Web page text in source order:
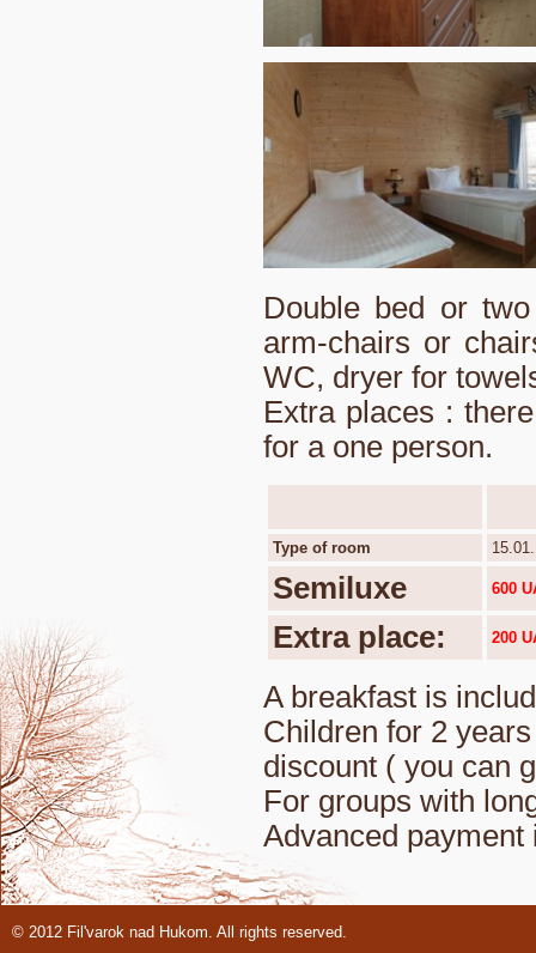
Double bed or
arm-chairs or
WC, dryer for
Extra places :
for a one person.
Type of room
Semiluxe 600
Extra place: 200
A breakfast is
Children for 2
discount ( you can
For groups with
Advanced
© 2012 Fil'varok nad Hukom. All rights reserved.